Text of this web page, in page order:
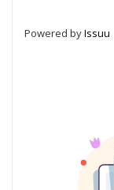
Powered byIssuu